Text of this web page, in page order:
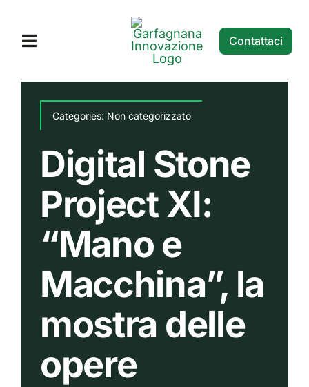
contenuto
Toggle
Digital Stone Projects
Contattaci
Categories: Non categorizzato
Digital Stone
Project XI:
“Mano e
Macchina”, la
mostra delle
opere